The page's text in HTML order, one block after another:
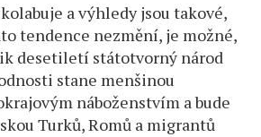
a výhledy jsou takové,
tendence nezmění, je možné,
desetiletí státotvorný národ
stane menšinou
náboženstvím a bude
Turků, Romů a migrantů